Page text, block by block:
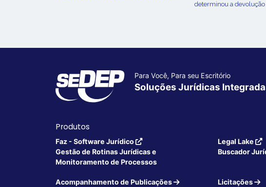
determinou a devolução
Para Você, Para seu Escritório
Soluções Jurídicas
Produtos
Faz - Software Jurídico
Gestão de Rotinas Jurídicas e
Monitoramento de Processos
Legal Lake
Buscador
Acompanhamento de Publicações
Licitações